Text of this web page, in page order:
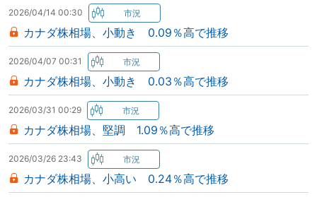
2026/04/14 00:30
カナダ株相場、小動き 0.09％高で推移
2026/04/07 00:31
カナダ株相場、小動き 0.03％高で推移
2026/03/31 00:29
カナダ株相場、堅調 1.09％高で推移
2026/03/26 23:43
カナダ株相場、小高い 0.24％高で推移